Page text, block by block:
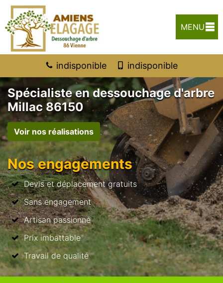
MENU
indisponible indisponible
Spécialiste en dessouchage d'arbre
Millac 86150
Voir nos réalisations
Nos engagements
Devis et déplacement gratuits
Sans engagement
Artisan passionné
Prix imbattable
Travail de qualité